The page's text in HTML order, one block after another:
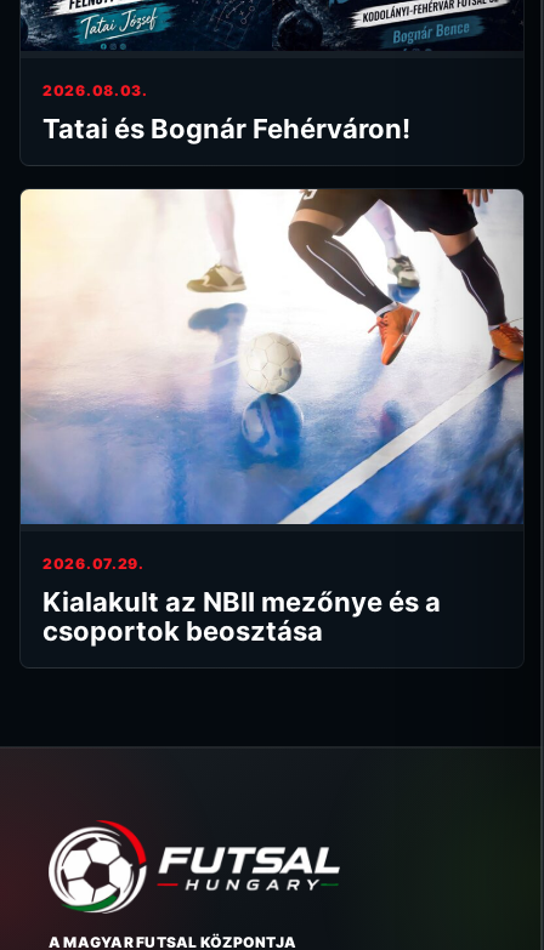
2026.08.03.
Tatai és Bognár Fehérváron!
2026.07.29.
Kialakult az NBII mezőnye és a
csoportok beosztása
A MAGYAR FUTSAL KÖZPONTJA